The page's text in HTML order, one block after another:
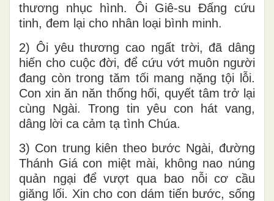
thương nhục hình. Ôi Giê-su Đấng cứu
tinh, đem lại cho nhân loại bình minh.
2) Ôi yêu thương cao ngất trời, đã dâng
hiến cho cuộc đời, để cứu vớt muôn người
đang còn trong tăm tối mang nặng tội lỗi.
Con xin ăn năn thống hối, quyết tâm trở lại
cùng Ngài. Trong tin yêu con hát vang,
dâng lời ca cảm tạ tình Chúa.
3) Con trung kiên theo bước Ngài, đường
Thánh Giá con miệt mài, không nao núng
quản ngại để vượt qua bao nỗi cơ cầu
giăng lối. Xin cho con dám tiến bước, sống